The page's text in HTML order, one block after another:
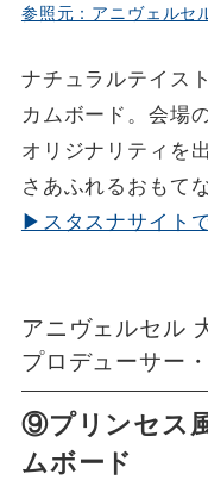
参照元：アニヴェルセ
ナチュラルテイス
カムボード。会場
オリジナリティを
さあふれるおもて
▶スタスナサイト
アニヴェルセル
プロデューサー
⑨プリンセス
ムボード